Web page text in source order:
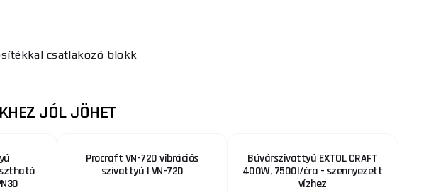
csatlakozó blokk
JÓL JÖHET
Procraft VN-72D vibrációs
szivattyú | VN-72D
Búvárszivattyú EXTOL CRAFT
400W, 7500l/óra - szennyezett
vízhez